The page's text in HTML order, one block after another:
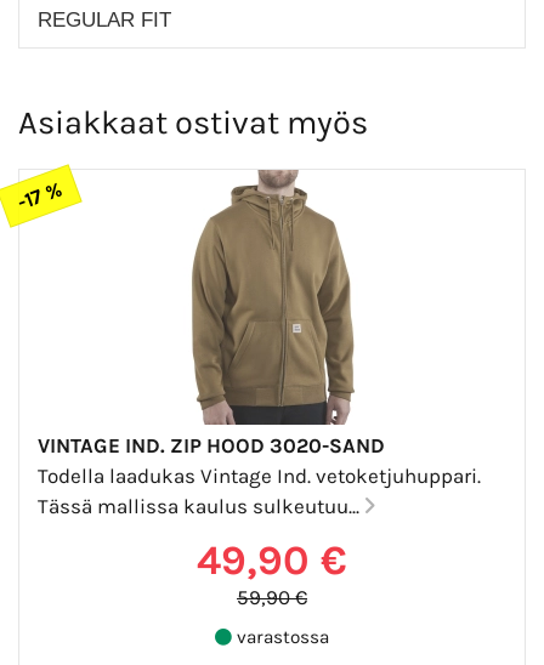
REGULAR FIT
Asiakkaat ostivat myös
-17 %
VINTAGE IND. ZIP HOOD 3020-SAND
Todella laadukas Vintage Ind. vetoketjuhuppari.
Tässä mallissa kaulus sulkeutuu...
49,90 €
59,90 €
varastossa